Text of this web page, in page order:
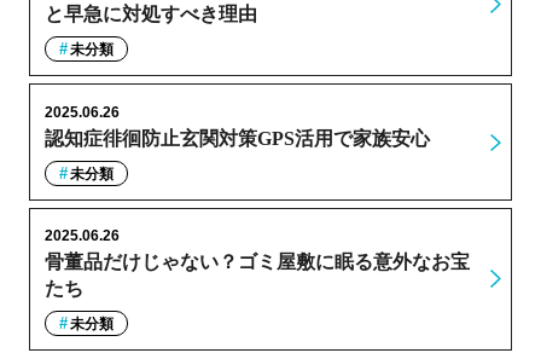
と早急に対処すべき理由
未分類
認知症徘徊防止玄関対策GPS活用で家族安心
2025.06.26
未分類
骨董品だけじゃない？ゴミ屋敷に眠る意外なお宝
たち
2025.06.26
未分類